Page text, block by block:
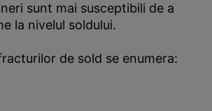
sunt mai susceptibili de a
la nivelul soldului.
de sold se enumera: